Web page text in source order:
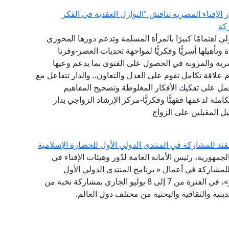
المصرية تناقش "النوازل العقدية في الفكر
اهتمامًا كبيرًا بالمرأة المسلمة وتدعم دورها المحوري
وتأهيلها أسريًّا وفكريًّا لمواجهة تحديات العصر-وفرنا
والمرونة في الحصول على الفتوى بما يدعم وعيها
علاقة تكامل تقوم على العدل والتعاون.. والدار تتفاعل مع
على تفكيك الأفكار المغلوطة وتصحيح المفاهيم
لدعمها فقهيًّا وفكريًّا-مركز الإرشاد الزواجي بدار
المقبلين على الزواج
للمشاركة في المنتدى الدولي الأول للحضارة الإسلامية
رئيس الأمانة العامة لدُور وهيئات الإفتاء في
في أعمال « برنامج المنتدى الدولي الأول
للحضارة الإسلامية .. طريق السلام والتسامح والتنوير»، في الفترة من 7 إلى 8 يوليو الجاري بمشاركة نخبة من
والثقافية والبحثية من مختلف دول العالم.